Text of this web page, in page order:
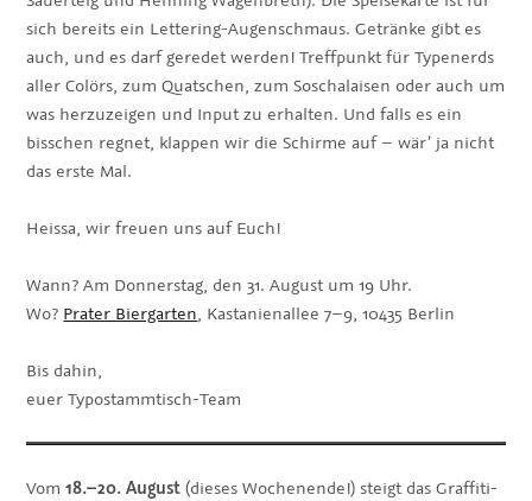
sich bereits ein Lettering-Augenschmaus. Getränke gibt es
auch, und es darf geredet werden! Treffpunkt für Typenerds
aller Colörs, zum Quatschen, zum Soschalaisen oder auch um
was herzuzeigen und Input zu erhalten. Und falls es ein
bisschen regnet, klappen wir die Schirme auf – wär’ ja nicht
das erste Mal.
Heissa, wir freuen uns auf Euch!
Wann? Am Donnerstag, den 31. August um 19 Uhr.
Wo? Prater Biergarten, Kastanienallee 7–9, 10435 Berlin
Bis dahin,
euer Typostammtisch-Team
Vom18.–20. August (dieses Wochenende!) steigt das Graffiti-